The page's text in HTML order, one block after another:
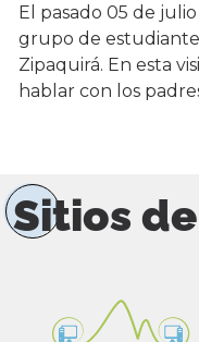
El pasado 05 de
grupo de
Zipaquirá. En esta
hablar con los
Sitios